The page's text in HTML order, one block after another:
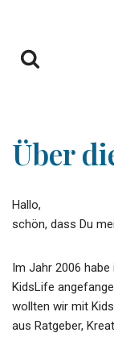
Inhalt
Über
Hallo,
schön, dass Du
Im Jahr 2006
KidsLife
wollten wir mit
aus Ratgeber,